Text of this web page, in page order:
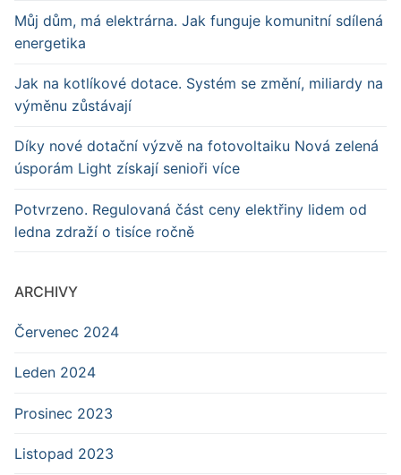
Můj dům, má elektrárna. Jak funguje komunitní sdílená
energetika
Jak na kotlíkové dotace. Systém se změní, miliardy na
výměnu zůstávají
Díky nové dotační výzvě na fotovoltaiku Nová zelená
úsporám Light získají senioři více
Potvrzeno. Regulovaná část ceny elektřiny lidem od
ledna zdraží o tisíce ročně
ARCHIVY
Červenec 2024
Leden 2024
Prosinec 2023
Listopad 2023